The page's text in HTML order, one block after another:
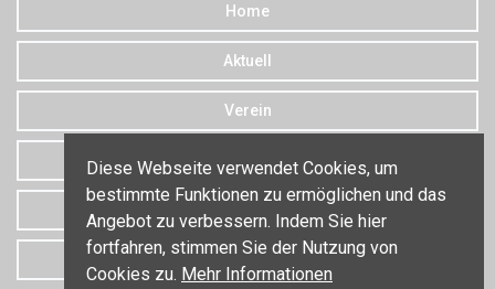
Home
Aktuell
Verein
Downloads
Kontakt
Diese Webseite verwendet Cookies, um
bestimmte Funktionen zu ermöglichen und das
Angebot zu verbessern. Indem Sie hier
fortfahren, stimmen Sie der Nutzung von
Cookies zu. Mehr Informationen